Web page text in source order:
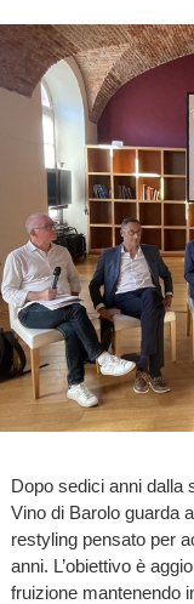
Dopo sedici anni dalla
Vino di Barolo guarda
restyling pensato per
anni. L’obiettivo è
fruizione mantenendo